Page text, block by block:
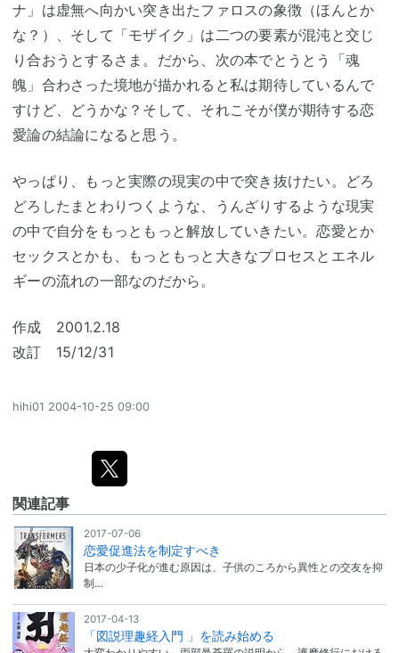
ナ」は虚無へ向かい突き出たファロスの象徴（ほんとか
な？）、そして「モザイク」は二つの要素が混沌と交じ
り合おうとするさま。だから、次の本でとうとう「魂
魄」合わさった境地が描かれると私は期待しているんで
すけど、どうかな？そして、それこそが僕が期待する恋
愛論の結論になると思う。
やっぱり、もっと実際の現実の中で突き抜けたい。どろ
どろしたまとわりつくような、うんざりするような現実
の中で自分をもっともっと解放していきたい。恋愛とか
セックスとかも、もっともっと大きなプロセスとエネル
ギーの流れの一部なのだから。
作成 2001.2.18
改訂 15/12/31
hihi01 2004-10-25 09:00
関連記事
2017-07-06
恋愛促進法を制定すべき
日本の少子化が進む原因は、子供のころから異性との交友を抑
制…
2017-04-13
「図説理趣経入門 」を読み始める